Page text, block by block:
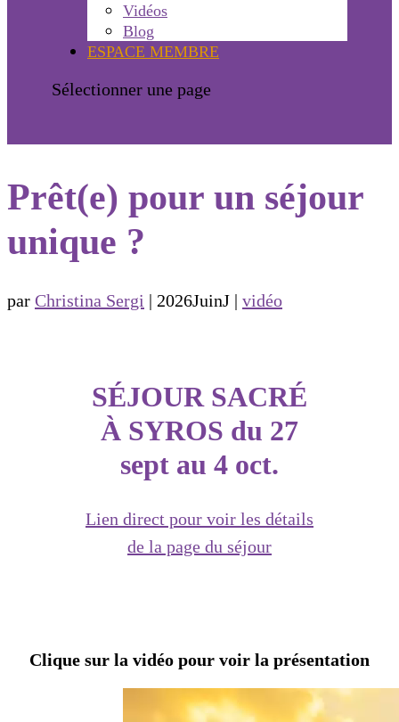
Vidéos
Blog
ESPACE MEMBRE
Sélectionner une page
Prêt(e) pour un séjour
unique ?
par Christina Sergi | 2026JuinJ | vidéo
SÉJOUR SACRÉ
À SYROS du 27
sept au 4 oct.
Lien direct pour voir les détails
de la page du séjour
Clique sur la vidéo pour voir la présentation